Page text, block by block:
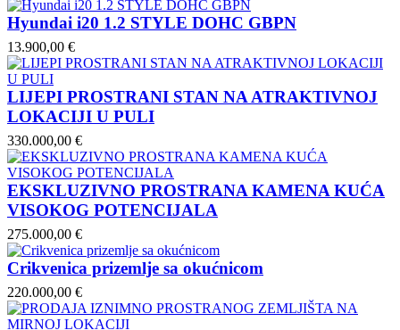
Hyundai i20 1.2 STYLE DOHC GBPN
13.900,00 €
LIJEPI PROSTRANI STAN NA ATRAKTIVNOJ
LOKACIJI U PULI
330.000,00 €
EKSKLUZIVNO PROSTRANA KAMENA KUĆA
VISOKOG POTENCIJALA
275.000,00 €
Crikvenica prizemlje sa okućnicom
220.000,00 €